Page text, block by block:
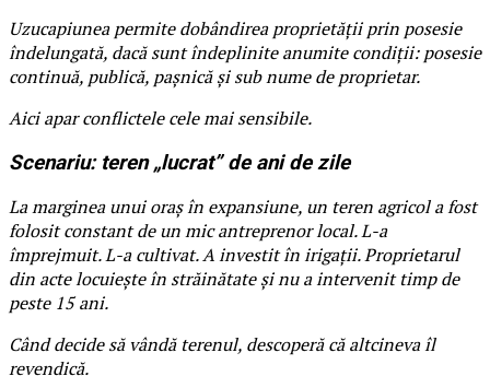
Uzucapiunea permite dobândirea proprietății prin posesie
îndelungată, dacă sunt îndeplinite anumite condiții: posesie
continuă, publică, pașnică și sub nume de proprietar.
Aici apar conflictele cele mai sensibile.
Scenariu: teren „lucrat” de ani de zile
La marginea unui oraș în expansiune, un teren agricol a fost
folosit constant de un mic antreprenor local. L-a
împrejmuit. L-a cultivat. A investit în irigații. Proprietarul
din acte locuiește în străinătate și nu a intervenit timp de
peste 15 ani.
Când decide să vândă terenul, descoperă că altcineva îl
revendică.